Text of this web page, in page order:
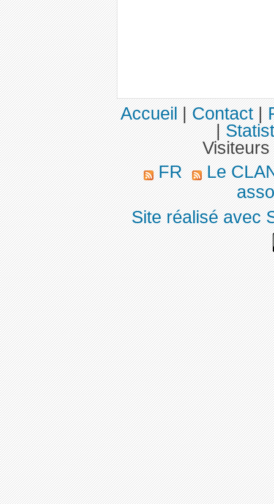
Accueil|Contact|
|
FR
Le
Site réalisé avec